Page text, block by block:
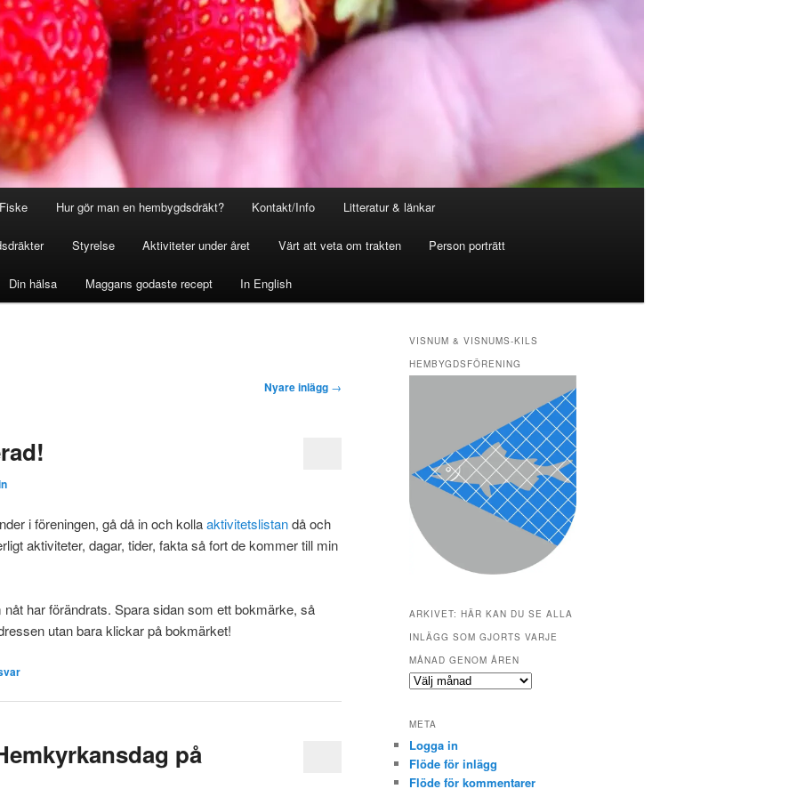
Fiske Hur gör man en hembygdsdräkt? Kontakt/Info Litteratur & länkar
Styrelse Aktiviteter under året Värt att veta om trakten Person porträtt
Din hälsa Maggans godaste recept In English
Nyare inlägg →
i föreningen, gå då in och kollaaktivitetslistandå och
aktiviteter, dagar, tider, fakta så fort de kommer till min
har förändrats. Spara sidan som ett bokmärke, så
utan bara klickar på bokmärket!
på
VISNUM & VISNUMS-KILS
HEMBYGDSFÖRENING
ARKIVET: HÄR KAN DU SE ALLA
INLÄGG SOM GJORTS VARJE
MÅNAD GENOM ÅREN
Arkivet:
du
se
alla
inlägg
META
Logga in
Flöde för inlägg
Flöde för kommentarer